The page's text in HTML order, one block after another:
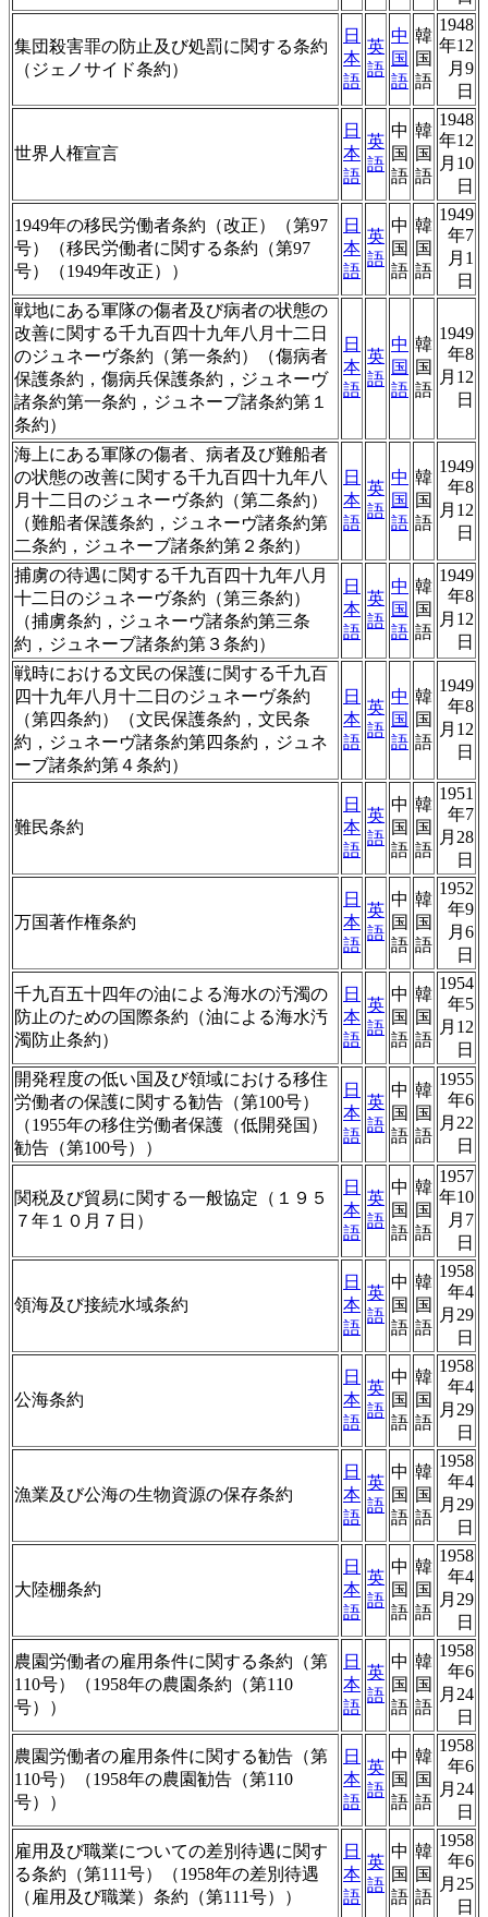
集団殺害罪の防止及び処罰に関する条約
（ジェノサイド条約）
日
本
語
英
語
中
国
語
韓
国
語
1948
年12
月9
日
世界人権宣言
日
本
語
英
語
中
国
語
韓
国
語
1948
年12
月10
日
1949年の移民労働者条約（改正）（第97
号）（移民労働者に関する条約（第97
号）（1949年改正））
日
本
語
英
語
中
国
語
韓
国
語
1949
年7
月1
日
戦地にある軍隊の傷者及び病者の状態の
改善に関する千九百四十九年八月十二日
のジュネーヴ条約（第一条約）（傷病者
保護条約，傷病兵保護条約，ジュネーヴ
諸条約第一条約，ジュネーブ諸条約第１
条約）
日
本
語
英
語
中
国
語
韓
国
語
1949
年8
月12
日
海上にある軍隊の傷者、病者及び難船者
の状態の改善に関する千九百四十九年八
月十二日のジュネーヴ条約（第二条約）
（難船者保護条約，ジュネーヴ諸条約第
二条約，ジュネーブ諸条約第２条約）
日
本
語
英
語
中
国
語
韓
国
語
1949
年8
月12
日
捕虜の待遇に関する千九百四十九年八月
十二日のジュネーヴ条約（第三条約）
（捕虜条約，ジュネーヴ諸条約第三条
約，ジュネーブ諸条約第３条約）
日
本
語
英
語
中
国
語
韓
国
語
1949
年8
月12
日
戦時における文民の保護に関する千九百
四十九年八月十二日のジュネーヴ条約
（第四条約）（文民保護条約，文民条
約，ジュネーヴ諸条約第四条約，ジュネ
ーブ諸条約第４条約）
日
本
語
英
語
中
国
語
韓
国
語
1949
年8
月12
日
難民条約
日
本
語
英
語
中
国
語
韓
国
語
1951
年7
月28
日
万国著作権条約
日
本
語
英
語
中
国
語
韓
国
語
1952
年9
月6
日
千九百五十四年の油による海水の汚濁の
防止のための国際条約（油による海水汚
濁防止条約）
日
本
語
英
語
中
国
語
韓
国
語
1954
年5
月12
日
開発程度の低い国及び領域における移住
労働者の保護に関する勧告（第100号）
（1955年の移住労働者保護（低開発国）
勧告（第100号））
日
本
語
英
語
中
国
語
韓
国
語
1955
年6
月22
日
関税及び貿易に関する一般協定（１９５
７年１０月７日）
日
本
語
英
語
中
国
語
韓
国
語
1957
年10
月7
日
領海及び接続水域条約
日
本
語
英
語
中
国
語
韓
国
語
1958
年4
月29
日
公海条約
日
本
語
英
語
中
国
語
韓
国
語
1958
年4
月29
日
漁業及び公海の生物資源の保存条約
日
本
語
英
語
中
国
語
韓
国
語
1958
年4
月29
日
大陸棚条約
日
本
語
英
語
中
国
語
韓
国
語
1958
年4
月29
日
農園労働者の雇用条件に関する条約（第
110号）（1958年の農園条約（第110
号））
日
本
語
英
語
中
国
語
韓
国
語
1958
年6
月24
日
農園労働者の雇用条件に関する勧告（第
110号）（1958年の農園勧告（第110
号））
日
本
語
英
語
中
国
語
韓
国
語
1958
年6
月24
日
雇用及び職業についての差別待遇に関す
る条約（第111号）（1958年の差別待遇
（雇用及び職業）条約（第111号））
日
本
語
英
語
中
国
語
韓
国
語
1958
年6
月25
日